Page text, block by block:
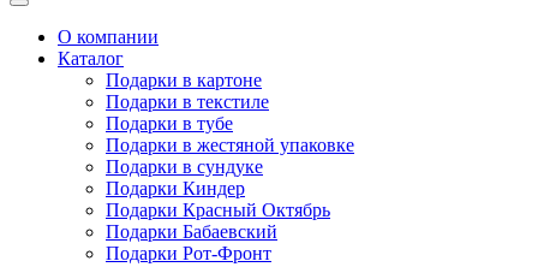
Toggle
navigationО компании
Каталог
Подарки в картоне
Подарки в текстиле
Подарки в тубе
Подарки в жестяной упаковке
Подарки в сундуке
Подарки Киндер
Подарки Красный Октябрь
Подарки Бабаевский
Подарки Рот-Фронт